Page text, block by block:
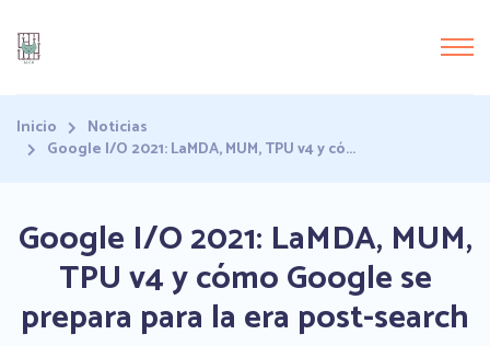
Inicio
Noticias
Google I/O 2021: LaMDA, MUM, TPU v4 y có...
Google I/O 2021: LaMDA, MUM,
TPU v4 y cómo Google se
prepara para la era post-search